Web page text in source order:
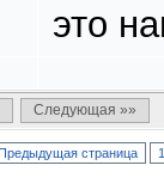
это
Следующая »»
страница 1